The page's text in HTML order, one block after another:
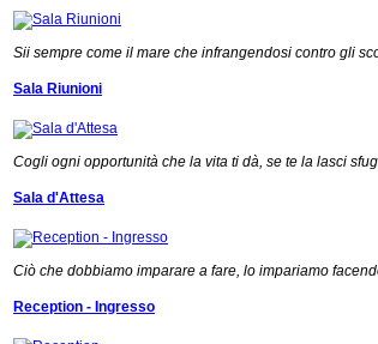
Sii sempre come il mare che infrangendosi contro gli
Sala Riunioni
Cogli ogni opportunità che la vita ti dà, se te la lasci
Sala d'Attesa
Ciò che dobbiamo imparare a fare, lo impariamo
Reception - Ingresso